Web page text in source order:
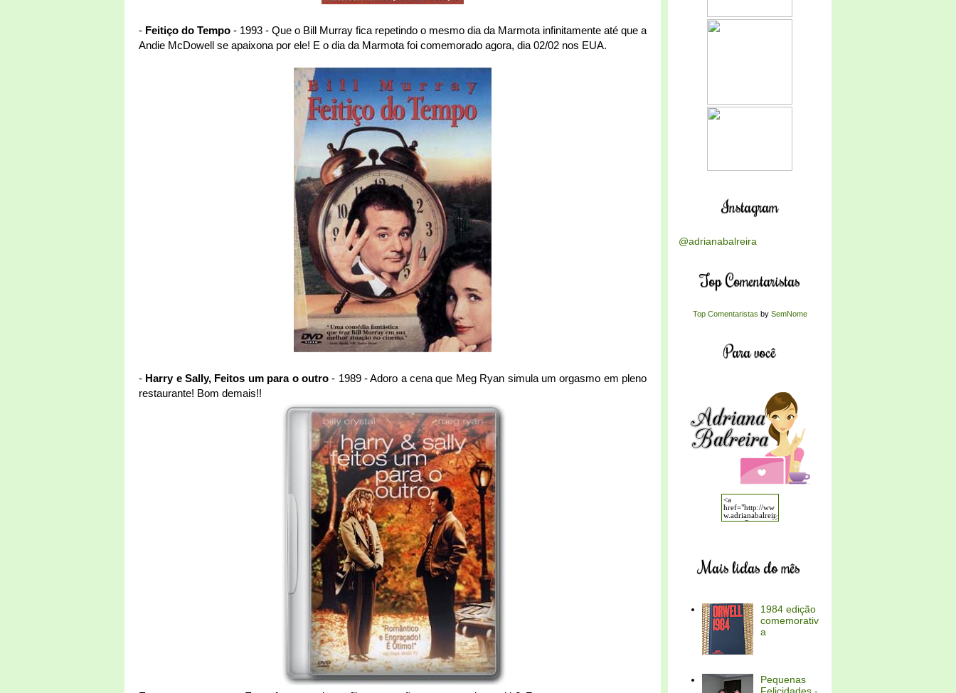
- Feitiço do Tempo - 1993 - Que o Bill Murray fica repetindo o mesmo dia da Marmota infinitamente até que a
Andie McDowell se apaixona por ele! E o dia da Marmota foi comemorado agora, dia 02/02 nos EUA.
- Harry e Sally, Feitos um para o outro- 1989 - Adoro a cena que Meg Ryan simula um orgasmo em pleno
restaurante! Bom demais!!
Instagram
@adrianabalreira
Top Comentaristas
Top Comentaristas by SemNome
Para você
Mais lidas do mês
1984 edição
comemorativ
a
Pequenas